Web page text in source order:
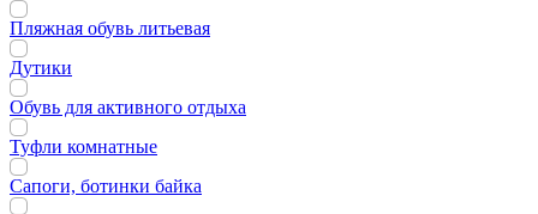
Пляжная обувь литьевая
Дутики
Обувь для активного отдыха
Туфли комнатные
Сапоги, ботинки байка